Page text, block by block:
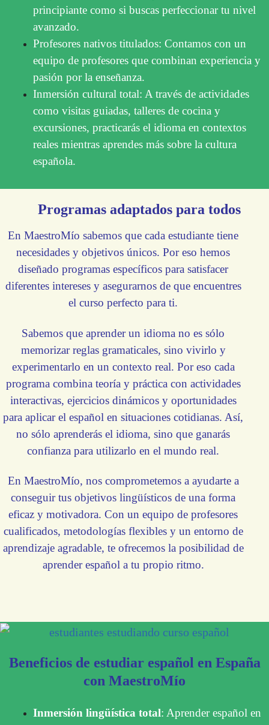
principiante como si buscas perfeccionar tu nivel
avanzado.
Profesores nativos titulados: Contamos con un
equipo de profesores que combinan experiencia y
pasión por la enseñanza.
Inmersión cultural total: A través de actividades
como visitas guiadas, talleres de cocina y
excursiones, practicarás el idioma en contextos
reales mientras aprendes más sobre la cultura
española.
Programas adaptados para todos
En MaestroMío sabemos que cada estudiante tiene
necesidades y objetivos únicos. Por eso hemos
diseñado programas específicos para satisfacer
diferentes intereses y asegurarnos de que encuentres
el curso perfecto para ti.
Sabemos que aprender un idioma no es sólo
memorizar reglas gramaticales, sino vivirlo y
experimentarlo en un contexto real. Por eso cada
programa combina teoría y práctica con actividades
interactivas, ejercicios dinámicos y oportunidades
para aplicar el español en situaciones cotidianas. Así,
no sólo aprenderás el idioma, sino que ganarás
confianza para utilizarlo en el mundo real.
En MaestroMío, nos comprometemos a ayudarte a
conseguir tus objetivos lingüísticos de una forma
eficaz y motivadora. Con un equipo de profesores
cualificados, metodologías flexibles y un entorno de
aprendizaje agradable, te ofrecemos la posibilidad de
aprender español a tu propio ritmo.
Beneficios de estudiar español en España
con MaestroMío
Inmersión lingüística total: Aprender español en